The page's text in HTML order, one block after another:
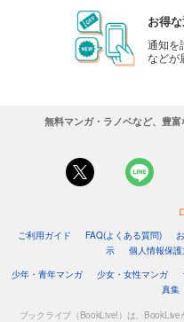
お得
通知を
などが
無料マンガ・ラノベなど、豊
ご利用ガイド FAQ(よくある質問)
示
個人情報保
少年・青年マンガ
少女・女性マンガ
真集
ブックライブ（BookLive!）は、